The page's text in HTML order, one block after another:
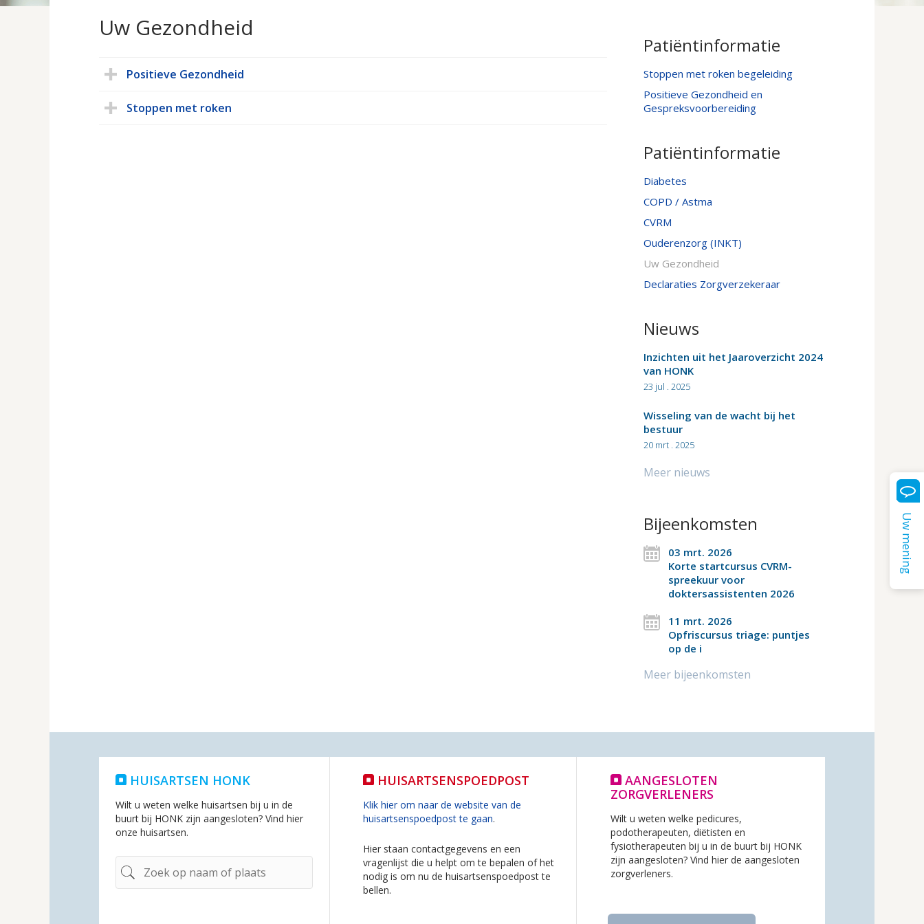
Uw mening
Uw Gezondheid
Positieve Gezondheid
Stoppen met roken
Patiëntinformatie
Stoppen met roken begeleiding
Positieve Gezondheid en
Gespreksvoorbereiding
Patiëntinformatie
Diabetes
COPD / Astma
CVRM
Ouderenzorg (INKT)
Uw Gezondheid
Declaraties Zorgverzekeraar
Nieuws
Inzichten uit het Jaaroverzicht 2024
van HONK
23 jul . 2025
Wisseling van de wacht bij het
bestuur
20 mrt . 2025
Meer nieuws
Bijeenkomsten
03 mrt. 2026
Korte startcursus CVRM-
spreekuur voor
doktersassistenten 2026
11 mrt. 2026
Opfriscursus triage: puntjes
op de i
Meer bijeenkomsten
HUISARTSEN HONK
Wilt u weten welke huisartsen bij u in de
buurt bij HONK zijn aangesloten? Vind hier
onze huisartsen.
HUISARTSENSPOEDPOST
Klik hier om naar de website van de
huisartsenspoedpost te gaan.
Hier staan contactgegevens en een
vragenlijst die u helpt om te bepalen of het
nodig is om nu de huisartsenspoedpost te
bellen.
AANGESLOTEN
ZORGVERLENERS
Wilt u weten welke pedicures,
podotherapeuten, diëtisten en
fysiotherapeuten bij u in de buurt bij HONK
zijn aangesloten? Vind hier de aangesloten
zorgverleners.